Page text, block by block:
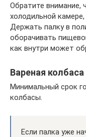
Обратите внимание,
холодильной камере,
Держать палку в
оборачивать
как внутри может
Вареная колбаса
Минимальный срок
колбасы.
Если палка уже